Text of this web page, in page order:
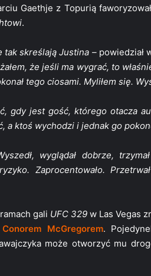
Gaethje z Topurią
.
tak skreślają Justina –powiedział
że jeśli ma wygrać, to
tego ciosami. Myliłem się.
gdy jest gość, którego otacza
a ktoś wychodzi i jednak go
wyglądał dobrze,
Zaprocentowało.
gali UFC 329 w Las Vegas
Conorem McGregorem.
może otworzyć mu